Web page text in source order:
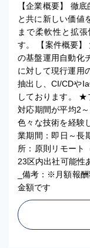
【企業概要】 徹
と共に新しい価値
まで柔軟性と拡
す。 【案件概要】
の基盤運用自動化
に対して現行運用
抽出し、CI/CDや
しております。
対応期間が平均2
色々な技術を経
業期間：即日～
所：原則リモート
23区内出社可能
_備考：※月額報
金額です